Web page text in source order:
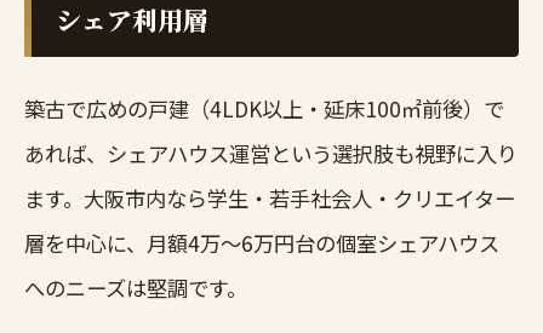
シェア利用層
築古で広めの戸建（4LDK以上・延床100㎡前後）で
あれば、シェアハウス運営という選択肢も視野に入り
ます。大阪市内なら学生・若手社会人・クリエイター
層を中心に、月額4万〜6万円台の個室シェアハウス
へのニーズは堅調です。